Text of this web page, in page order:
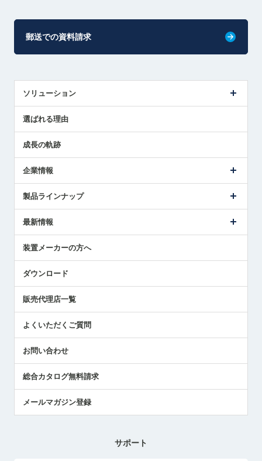
郵送での資料請求
ソリューション
解決策提案
選ばれる理由
成長の軌跡
企業情報
ごあいさつ
受賞履歴
採用情報
国/地域/言語
製品ラインナップ
ツールセッタ製品
エアマイクロセンサ製品
最新情報
メトロールの技術
社員ブログ
中小企業のBCP地震対策
センサのテクニカルガイド
社長ブログ
装置メーカーの方へ
ダウンロード
販売代理店一覧
よくいただくご質問
お問い合わせ
総合カタログ無料請求
メールマガジン登録
サポート